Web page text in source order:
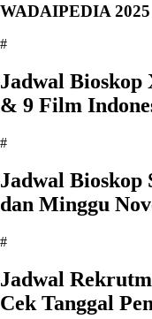
WADAIPEDIA 2025
#
Jadwal
& 9 Film
#
Jadwal
dan Minggu
#
Jadwal
Cek Tanggal